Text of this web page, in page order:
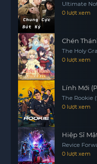
Ultimate
0 lượt xem
Chén
The Holy
0 lượt xem
Lính Mới
The Rookie
0 lượt xem
Hiệp Sĩ
Revice
Demons
0 lượt xem